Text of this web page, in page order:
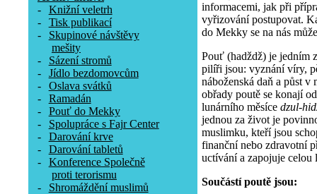
-
Knižní veletrh
-
Tisk publikací
-
Skupinové návštěvy
mešity
-
Sázení stromů
-
Jídlo bezdomovcům
-
Oslava svátků
-
Ramadán
-
Pouť do Mekky
-
Spolupráce s Fajr Center
-
Darování krve
-
Darování tabletů
-
Konference Společně
proti terorismu
-
Shromáždění muslimů
informacemi, jak při
vyřizování postupovat.
do Mekky se na nás
Pouť (hadždž) je jedním
pilíři jsou: vyznání víry,
náboženská daň a půst
obřady poutě se konají
lunárního měsíce dzul-
jednou za život je
muslimku, kteří jsou
finanční nebo zdravotní
uctívání a zapojuje celou
Součástí poutě jsou: